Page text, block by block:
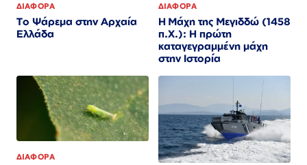
ΔΙΑΦΟΡΑ
Το Ψάρεμα στην Αρχαία
Ελλάδα
ΔΙΑΦΟΡΑ
Η Μάχη της Μεγιδδώ (1458
π.Χ.): Η πρώτη
καταγεγραμμένη μάχη
στην Ιστορία
ΔΙΑΦΟΡΑ